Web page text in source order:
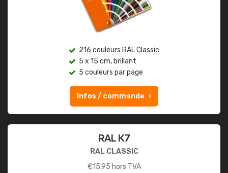
216 couleurs RAL Classic
5 x 15 cm, brillant
5 couleurs par page
Infos / commande
RAL K7
RAL CLASSIC
€15,95 hors TVA